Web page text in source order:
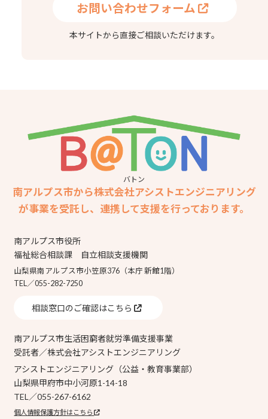
お問い合わせフォーム
本サイトから直接ご相談いただけます。
バトン
南アルプス市から株式会社アシストエンジニアリング
が事業を受託し、連携して支援を行っております。
南アルプス市役所
福祉総合相談課 自立相談支援機関
山梨県南アルプス市小笠原376（本庁 新館1階）
TEL／055-282-7250
相談窓口のご確認はこちら
南アルプス市生活困窮者就労準備支援事業
受託者／株式会社アシストエンジニアリング
アシストエンジニアリング（公益・教育事業部）
山梨県甲府市中小河原1-14-18
TEL／055-267-6162
個人情報保護方針はこちら